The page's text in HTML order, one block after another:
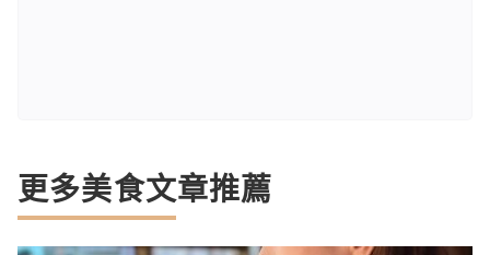
更多美食文章推薦